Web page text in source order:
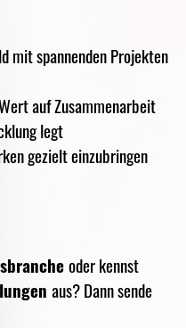
mit spannenden Projekten
auf Zusammenarbeit
legt
gezielt einzubringen
oder kennst
aus? Dann sende